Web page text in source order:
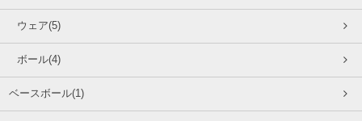
ウェア(5)
ボール(4)
ベースボール(1)